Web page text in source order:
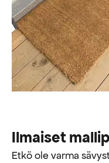
Ilmaiset
Etkö ole varma